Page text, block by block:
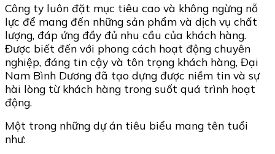
Công ty luôn đặt mục tiêu cao và không ngừng nỗ
lực để mang đến những sản phẩm và dịch vụ chất
lượng, đáp ứng đầy đủ nhu cầu của khách hàng.
Được biết đến với phong cách hoạt động chuyên
nghiệp, đáng tin cậy và tôn trọng khách hàng, Đại
Nam Bình Dương đã tạo dựng được niềm tin và sự
hài lòng từ khách hàng trong suốt quá trình hoạt
động.
Một trong những dự án tiêu biểu mang tên tuổi
như: